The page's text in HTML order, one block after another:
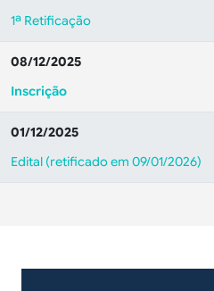
1ª Retificação
08/12/2025
Inscrição
01/12/2025
Edital (retificado em 09/01/2026)